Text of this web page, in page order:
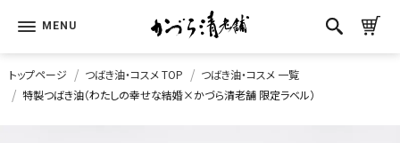
トップページ つばき油・コスメ TOP
つばき油・コスメ 一覧
特製つばき油（わたしの幸せな結婚×かづら清老舗 限定ラベル）